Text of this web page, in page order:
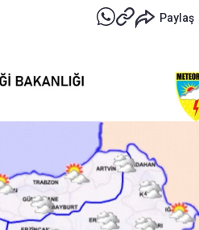
Paylaş